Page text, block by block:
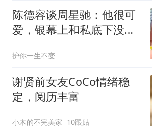
陈德容谈周星驰：他很可
爱，银幕上和私底下没什
护你一生不变
谢贤前女友CoCo情绪稳
定，阅历丰富
小木的不完美家 10跟贴